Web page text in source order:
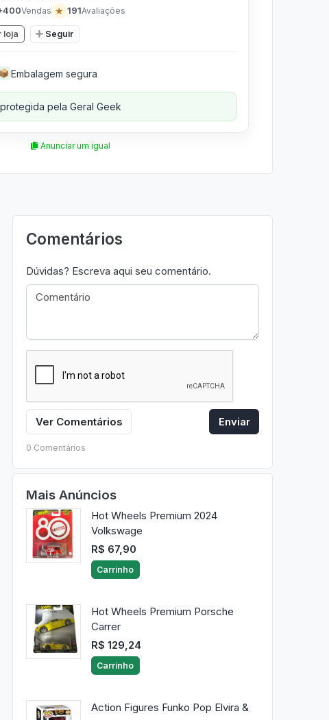
Vendas ★ 191Avaliações
loja Seguir
📦 Embalagem segura
protegida pela Geral Geek
Anunciar um igual
Comentários
Dúvidas? Escreva aqui seu comentário.
Ver Comentários Enviar
0 Comentários
Mais Anúncios
Hot Wheels Premium 2024
Volkswage
R$ 67,90
Carrinho
Hot Wheels Premium Porsche
Carrer
R$ 129,24
Carrinho
Action Figures Funko Pop Elvira &